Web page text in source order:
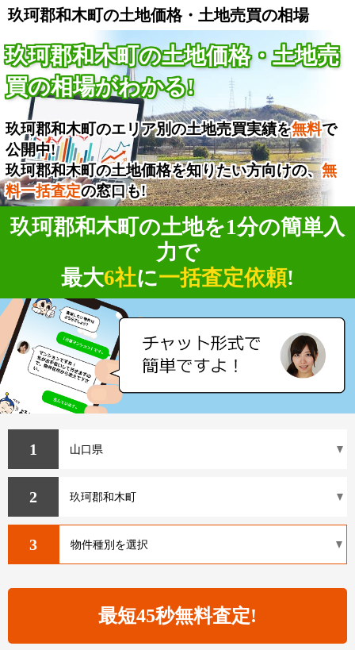
玖珂郡和木町の土地価格・土地売買の相場
玖珂郡和木町の土地価格・土地売
買の相場がわかる!
玖珂郡和木町のエリア別の土地売買実績を無料で
公開中!
玖珂郡和木町の土地価格を知りたい方向けの、無
料一括査定の窓口も!
玖珂郡和木町の土地を1分の簡単入
力で
最大6社に一括査定依頼!
1
2
3